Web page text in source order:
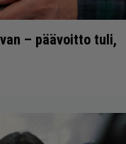
– päävoitto tuli,